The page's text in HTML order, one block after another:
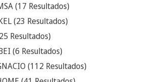
(17 Resultados)
(23 Resultados)
Resultados)
(6 Resultados)
(112 Resultados)